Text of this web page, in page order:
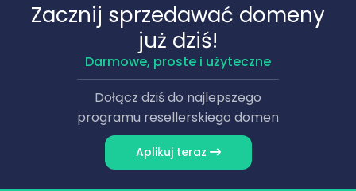
Zacznij sprzedawać domeny
już dziś!
Darmowe, proste i użyteczne
Dołącz dziś do najlepszego
programu resellerskiego domen
Aplikuj teraz